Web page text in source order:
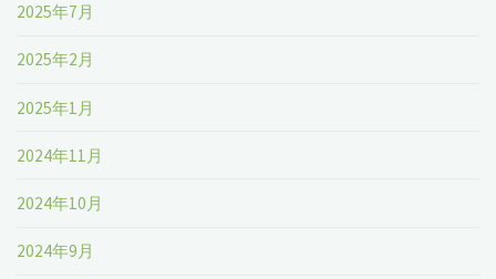
2025年7月
2025年2月
2025年1月
2024年11月
2024年10月
2024年9月